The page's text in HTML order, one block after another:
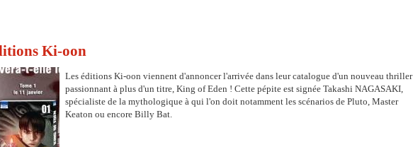
Ki-oon
Les éditions Ki-oon viennent d'annoncer l'arrivée dans leur catalogue d'un nouveau thriller
passionnant à plus d'un titre, King of Eden ! Cette pépite est signée Takashi NAGASAKI,
spécialiste de la mythologique à qui l'on doit notamment les scénarios de Pluto, Master
Keaton ou encore Billy Bat.